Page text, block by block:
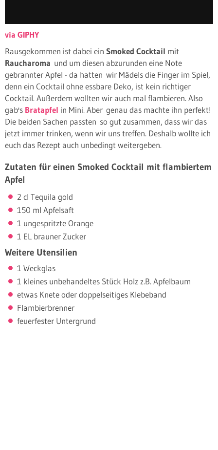
via GIPHY
Rausgekommen ist dabei ein Smoked Cocktail mit
Raucharoma und um diesen abzurunden eine Note
gebrannter Apfel - da hatten wir Mädels die Finger im Spiel,
denn ein Cocktail ohne essbare Deko, ist kein richtiger
Cocktail. Außerdem wollten wir auch mal flambieren. Also
gab's Bratapfel in Mini. Aber genau das machte ihn perfekt!
Die beiden Sachen passten so gut zusammen, dass wir das
jetzt immer trinken, wenn wir uns treffen. Deshalb wollte ich
euch das Rezept auch unbedingt weitergeben.
Zutaten für einen Smoked Cocktail mit flambiertem
Apfel
2 cl Tequila gold
150 ml Apfelsaft
1 ungespritzte Orange
1 EL brauner Zucker
Weitere Utensilien
1 Weckglas
1 kleines unbehandeltes Stück Holz z.B. Apfelbaum
etwas Knete oder doppelseitiges Klebeband
Flambierbrenner
feuerfester Untergrund